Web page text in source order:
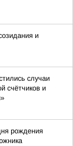
и
случаи
счётчиков и
рождения